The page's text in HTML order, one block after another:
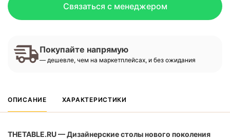
Связаться с менеджером
Покупайте напрямую
— дешевле, чем на маркетплейсах, и без ожидания
ОПИСАНИЕ ХАРАКТЕРИСТИКИ
THETABLE.RU — Дизайнерские столы нового поколения